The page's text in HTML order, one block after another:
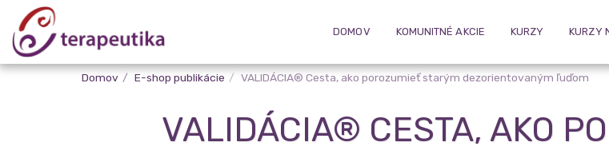
DOMOV KOMUNITNÉ AKCIE KURZY KURZY
Domov E-shop publikácie VALIDÁCIA® Cesta, ako porozumieť starým dezorientovaným ľuďom
VALIDÁCIA® CESTA, AKO